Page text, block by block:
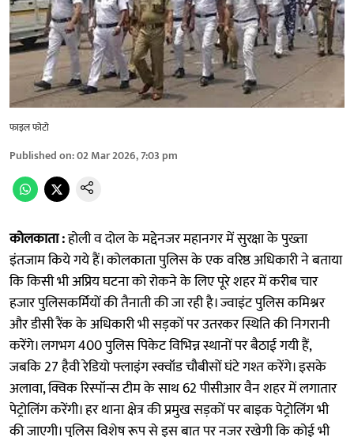
फाइल फोटो
Published on:02 Mar 2026, 7:03 pm
कोलकाता :होली व दोल के मद्देनजर महानगर में सुरक्षा के पुख्ता
इंतजाम किये गये हैं। कोलकाता पुलिस के एक वरिष्ठ अधिकारी ने बताया
कि किसी भी अप्रिय घटना को रोकने के लिए पूरे शहर में करीब चार
हजार पुलिसकर्मियों की तैनाती की जा रही है। ज्वाइंट पुलिस कमिश्नर
और डीसी रैंक के अधिकारी भी सड़कों पर उतरकर स्थिति की निगरानी
करेंगे। लगभग 400 पुलिस पिकेट विभिन्न स्थानों पर बैठाई गयी हैं,
जबकि 27 हैवी रेडियो फ्लाइंग स्क्वॉड चौबीसों घंटे गश्त करेंगे। इसके
अलावा, क्विक रिस्पॉन्स टीम के साथ 62 पीसीआर वैन शहर में लगातार
पेट्रोलिंग करेंगी। हर थाना क्षेत्र की प्रमुख सड़कों पर बाइक पेट्रोलिंग भी
की जाएगी। पुलिस विशेष रूप से इस बात पर नजर रखेगी कि कोई भी